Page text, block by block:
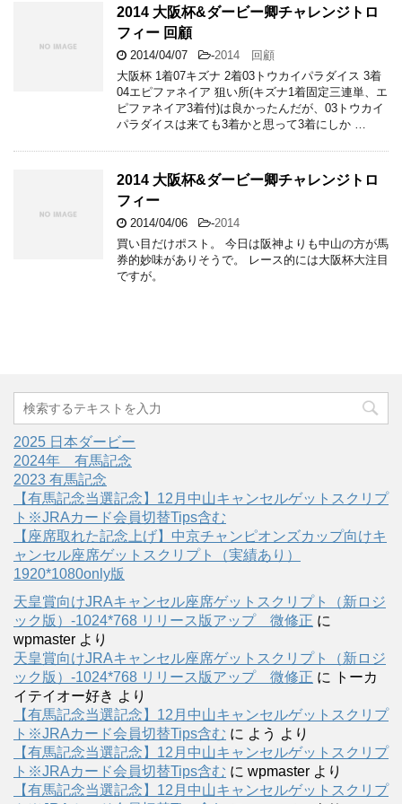
2014 大阪杯&ダービー卿チャレンジトロ
フィー 回顧
2014/04/07 -2014 回顧
大阪杯 1着07キズナ 2着03トウカイパラダイス 3着
04エピファネイア 狙い所(キズナ1着固定三連単、エ
ピファネイア3着付)は良かったんだが、03トウカイ
パラダイスは来ても3着かと思って3着にしか …
2014 大阪杯&ダービー卿チャレンジトロ
フィー
2014/04/06 -2014
買い目だけポスト。 今日は阪神よりも中山の方が馬
券的妙味がありそうで。 レース的には大阪杯大注目
ですが。
2025 日本ダービー
2024年 有馬記念
2023 有馬記念
【有馬記念当選記念】12月中山キャンセルゲットスクリプ
ト※JRAカード会員切替Tips含む
【座席取れた記念上げ】中京チャンピオンズカップ向けキ
ャンセル座席ゲットスクリプト（実績あり）
1920*1080only版
天皇賞向けJRAキャンセル座席ゲットスクリプト（新ロジ
ック版）-1024*768 リリース版アップ 微修正 に
wpmaster より
天皇賞向けJRAキャンセル座席ゲットスクリプト（新ロジ
ック版）-1024*768 リリース版アップ 微修正 に
トーカ
イテイオー好き より
【有馬記念当選記念】12月中山キャンセルゲットスクリプ
ト※JRAカード会員切替Tips含む に よう より
【有馬記念当選記念】12月中山キャンセルゲットスクリプ
ト※JRAカード会員切替Tips含む に wpmaster より
【有馬記念当選記念】12月中山キャンセルゲットスクリプ